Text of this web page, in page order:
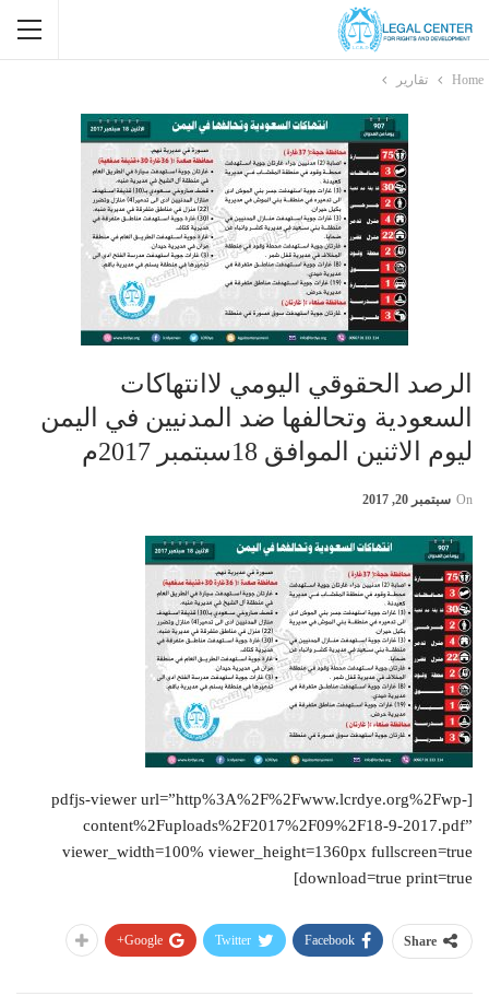
Home تقارير
الرصد الحقوقي اليومي لاانتهاكات
السعودية وتحالفها ضد المدنيين في اليمن
ليوم الاثنين الموافق 18سبتمبر 2017م
On سبتمبر 20, 2017
[pdfjs-viewer url=”http%3A%2F%2Fwww.lcrdye.org%2Fwp-
content%2Fuploads%2F2017%2F09%2F18-9-2017.pdf”
viewer_width=100% viewer_height=1360px fullscreen=true
download=true print=true]
Share
Facebook
Twitter
Google+